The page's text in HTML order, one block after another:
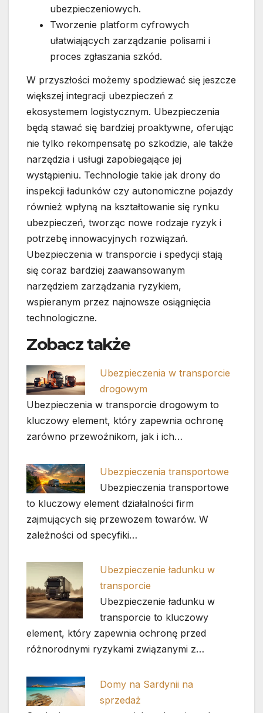
ubezpieczeniowych.
Tworzenie platform cyfrowych
ułatwiających zarządzanie polisami i
proces zgłaszania szkód.
W przyszłości możemy spodziewać się jeszcze
większej integracji ubezpieczeń z
ekosystemem logistycznym. Ubezpieczenia
będą stawać się bardziej proaktywne, oferując
nie tylko rekompensatę po szkodzie, ale także
narzędzia i usługi zapobiegające jej
wystąpieniu. Technologie takie jak drony do
inspekcji ładunków czy autonomiczne pojazdy
również wpłyną na kształtowanie się rynku
ubezpieczeń, tworząc nowe rodzaje ryzyk i
potrzebę innowacyjnych rozwiązań.
Ubezpieczenia w transporcie i spedycji stają
się coraz bardziej zaawansowanym
narzędziem zarządzania ryzykiem,
wspieranym przez najnowsze osiągnięcia
technologiczne.
Zobacz także
Ubezpieczenia w transporcie
drogowym
Ubezpieczenia w transporcie drogowym to
kluczowy element, który zapewnia ochronę
zarówno przewoźnikom, jak i ich…
Ubezpieczenia transportowe
Ubezpieczenia transportowe
to kluczowy element działalności firm
zajmujących się przewozem towarów. W
zależności od specyfiki…
Ubezpieczenie ładunku w
transporcie
Ubezpieczenie ładunku w
transporcie to kluczowy
element, który zapewnia ochronę przed
różnorodnymi ryzykami związanymi z…
Domy na Sardynii na
sprzedaż